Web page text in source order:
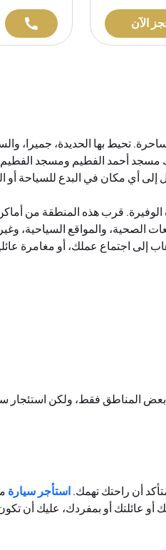
الآن
تحيط بها الحديدة،
أحمد الفطيم ومسجد
أي مكان في البدع للسياحة أو
الوفيرة. قرب هذه المنطقة من
الصحية، والمواقع السياحية،
اجتماع عملك، أو مغامرة
بعض المناطق فقط، ولكن
أن راحتك تهمك.استأجر سيارة
عائلتك أو بمفردك، عليك أن